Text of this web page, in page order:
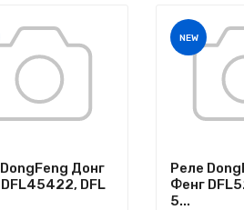
Донг
DFL
NEW
Реле
Фенг
5...